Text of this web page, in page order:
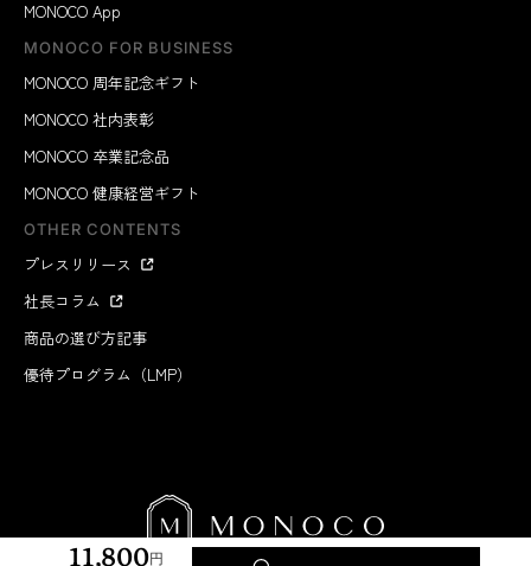
円
MONOCO App
MONOCO FOR BUSINESS
MONOCO 周年記念ギフト
MONOCO 社内表彰
MONOCO 卒業記念品
MONOCO 健康経営ギフト
OTHER CONTENTS
プレスリリース
社長コラム
商品の選び方記事
優待プログラム（LMP）